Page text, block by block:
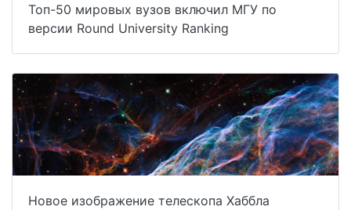
Топ-50 мировых вузов включил МГУ по
версии Round University Ranking
Новое изображение телескопа Хаббла